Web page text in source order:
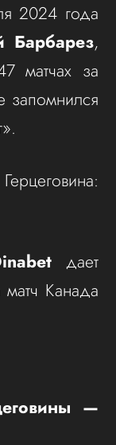
2024 года
Барбарез,
матчах за
запомнился
дает
Канада
—